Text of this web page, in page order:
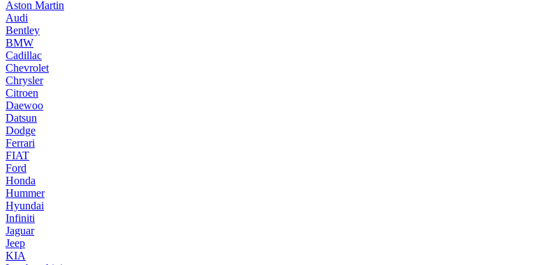
Aston Martin
Audi
Bentley
BMW
Cadillac
Chevrolet
Chrysler
Citroen
Daewoo
Datsun
Dodge
Ferrari
FIAT
Ford
Honda
Hummer
Hyundai
Infiniti
Jaguar
Jeep
KIA